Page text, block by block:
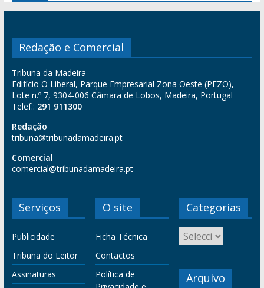
Redação e Comercial
Tribuna da Madeira
Edifício O Liberal, Parque Empresarial Zona Oeste (PEZO),
Lote n.º 7, 9304-006 Câmara de Lobos, Madeira, Portugal
Telef.: 291 911300
Redação
tribuna@tribunadamadeira.pt
Comercial
comercial@tribunadamadeira.pt
Serviços
Publicidade
Tribuna do Leitor
Assinaturas
O site
Ficha Técnica
Contactos
Política de
Categorias
Arquivo